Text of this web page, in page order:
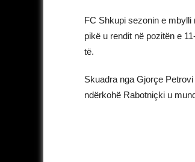
FC Shkupi sezonin e
pikë u rendit në pozitën e
të.
Skuadra nga Gjorçe
ndërkohë Rabotniçki u